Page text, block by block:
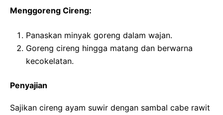
Menggoreng Cireng:
Panaskan minyak goreng dalam wajan.
Goreng cireng hingga matang dan berwarna
kecokelatan.
Penyajian
Sajikan cireng ayam suwir dengan sambal cabe rawit